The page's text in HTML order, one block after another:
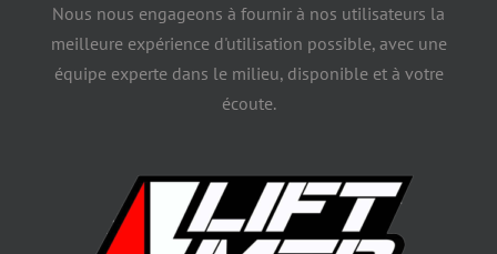
Nous nous engageons à fournir à nos utilisateurs la
meilleure expérience d'utilisation possible, avec une
équipe experte dans le milieu, disponible et à votre
écoute.